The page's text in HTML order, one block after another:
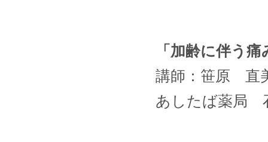
「加齢に伴う
講師：笹原 直
あしたば薬局